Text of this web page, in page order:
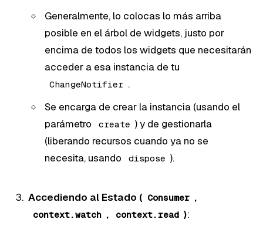
Generalmente, lo colocas lo más arriba
posible en el árbol de widgets, justo por
encima de todos los widgets que necesitarán
acceder a esa instancia de tu
ChangeNotifier .
Se encarga de crear la instancia (usando el
parámetro
create ) y de gestionarla
(liberando recursos cuando ya no se
necesita, usando
dispose ).
Accediendo al Estado ( Consumer ,
context.watch , context.read ):